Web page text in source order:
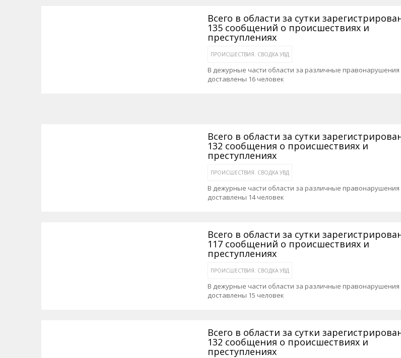
Всего в области за сутки
135 сообщений о происшествиях и
преступлениях
ПРОИСШЕСТВИЯ. СВОДКА УВД
В дежурные части области за различные правонарушения
доставлены 16 человек
Всего в области за сутки
132 сообщения о происшествиях и
преступлениях
ПРОИСШЕСТВИЯ. СВОДКА УВД
В дежурные части области за различные правонарушения
доставлены 14 человек
Всего в области за сутки
117 сообщений о происшествиях и
преступлениях
ПРОИСШЕСТВИЯ. СВОДКА УВД
В дежурные части области за различные правонарушения
доставлены 15 человек
Всего в области за сутки
132 сообщения о происшествиях и
преступлениях